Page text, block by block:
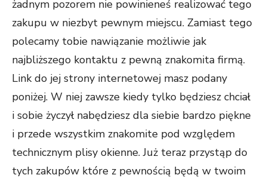
żadnym pozorem nie powinieneś realizować tego
zakupu w niezbyt pewnym miejscu. Zamiast tego
polecamy tobie nawiązanie możliwie jak
najbliższego kontaktu z pewną znakomita firmą.
Link do jej strony internetowej masz podany
poniżej. W niej zawsze kiedy tylko będziesz chciał
i sobie życzył nabędziesz dla siebie bardzo piękne
i przede wszystkim znakomite pod względem
technicznym plisy okienne. Już teraz przystąp do
tych zakupów które z pewnością będą w twoim